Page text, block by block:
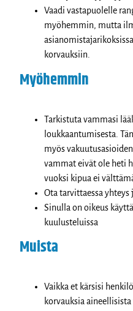
Vaadi vastapuolelle
myöhemmin, mutta
korvauksiin.
Myöhemmin
Tarkistuta vammasi
loukkaantumisesta.
myös
vammat eivät ole heti
vuoksi kipua ei
Ota tarvittaessa
Sinulla on oikeus
kuulusteluissa
Muista
Vaikka et kärsisi
korvauksia